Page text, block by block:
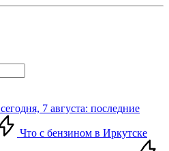
7 августа: последние
Что с бензином в Иркутске